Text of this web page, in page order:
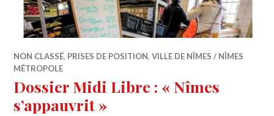
NON CLASSÉ, PRISES DE POSITION,VILLE DE NÎMES / NÎMES
MÉTROPOLE
Dossier Midi Libre : « Nîmes
s’appauvrit »